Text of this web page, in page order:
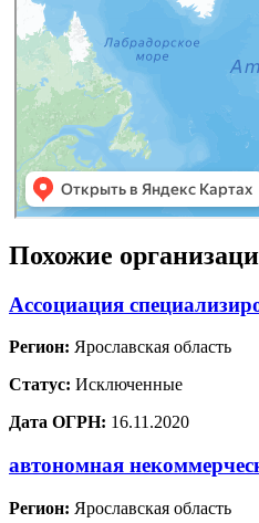
Похожие
Ассоциация
Регион: Ярославская область
Статус: Исключенные
Дата ОГРН: 16.11.2020
автономная
Регион: Ярославская область